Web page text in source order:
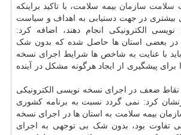
سلامت سازمان بیمه سلامت، با تاکید براینکه
بیشتری در جهت دستیابی به اهداف و سیاست
الکترونیکی انجام دهند، اضافه کرد:
در بعضی استان ها حاصل شده که بدون شک
با عنایت به شاخص ها شرایط اجرای نسخه
برای پیشگیری از ایجاد هرگونه مشکل در آینده
نقاط ضعف در اجرای نسخه نویسی الکترونیکی
کرد: نمی گردد نسبت به برنامه کشوری
بیمه سلامت به استان ها در اجرای نسخه
تفاوت بود، بدون شک بی توجهی به اجرای